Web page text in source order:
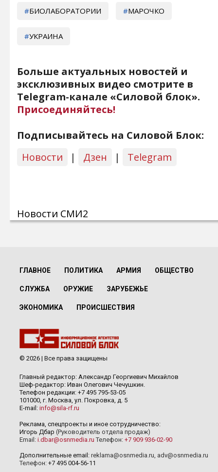
БИОЛАБОРАТОРИИ МАРОЧКО
УКРАИНА
Больше актуальных новостей и
эксклюзивных видео смотрите в
Telegram-канале «Силовой блок».
Присоединяйтесь!
Подписывайтесь на Силовой Блок:
Новости
| Дзен | Telegram
Новости СМИ2
ГЛАВНОЕ ПОЛИТИКА АРМИЯ ОБЩЕСТВО
СЛУЖБА ОРУЖИЕ ЗАРУБЕЖЬЕ
ЭКОНОМИКА ПРОИСШЕСТВИЯ
© 2026 | Все права защищены
Главный редактор: Александр Георгиевич Михайлов
Шеф-редактор: Иван Олегович Чечушкин.
Телефон редакции: +7 495 795-53-05
101000, г. Москва, ул. Покровка, д. 5
E-mail: info@sila-rf.ru
Реклама, спецпроекты и иное сотрудничество:
Игорь Дбар (Руководитель отдела продаж)
Email: i.dbar@osnmedia.ru Телефон: +7 909 936-02-90
Дополнительные email: reklama@osnmedia.ru adv@osnmedia.ru
Телефон: +7 495 004-56-11